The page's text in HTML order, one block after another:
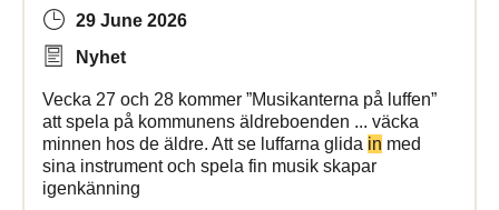
29 June 2026
Nyhet
Vecka 27 och 28 kommer ”Musikanterna på luffen”
att spela på kommunens äldreboenden ... väcka
minnen hos de äldre. Att se luffarna glida in med
sina instrument och spela fin musik skapar
igenkänning